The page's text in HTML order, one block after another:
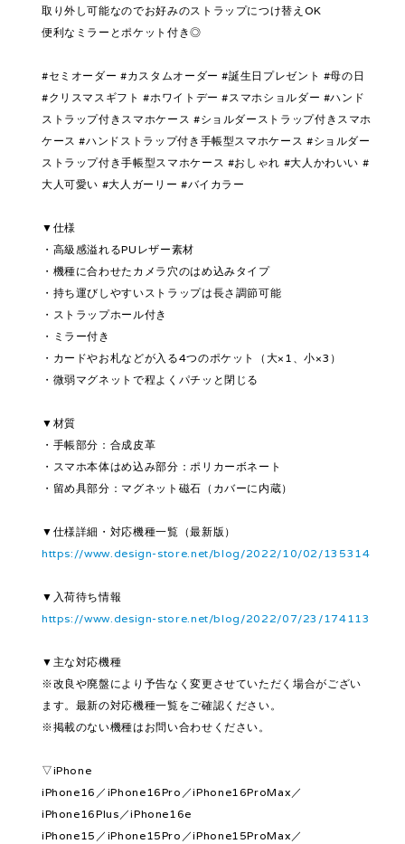
取り外し可能なのでお好みのストラップにつけ替えOK
便利なミラーとポケット付き◎
#セミオーダー #カスタムオーダー #誕生日プレゼント #母の日
#クリスマスギフト #ホワイトデー #スマホショルダー #ハンド
ストラップ付きスマホケース #ショルダーストラップ付きスマホ
ケース #ハンドストラップ付き手帳型スマホケース #ショルダー
ストラップ付き手帳型スマホケース #おしゃれ #大人かわいい #
大人可愛い #大人ガーリー #バイカラー
▼仕様
・高級感溢れるPUレザー素材
・機種に合わせたカメラ穴のはめ込みタイプ
・持ち運びしやすいストラップは長さ調節可能
・ストラップホール付き
・ミラー付き
・カードやお札などが入る4つのポケット（大×1、小×3）
・微弱マグネットで程よくパチッと閉じる
▼材質
・手帳部分：合成皮革
・スマホ本体はめ込み部分：ポリカーボネート
・留め具部分：マグネット磁石（カバーに内蔵）
▼仕様詳細・対応機種一覧（最新版）
https://www.design-store.net/blog/2022/10/02/135314
▼入荷待ち情報
https://www.design-store.net/blog/2022/07/23/174113
▼主な対応機種
※改良や廃盤により予告なく変更させていただく場合がござい
ます。最新の対応機種一覧をご確認ください。
※掲載のない機種はお問い合わせください。
▽iPhone
iPhone16／iPhone16Pro／iPhone16ProMax／
iPhone16Plus／iPhone16e
iPhone15／iPhone15Pro／iPhone15ProMax／